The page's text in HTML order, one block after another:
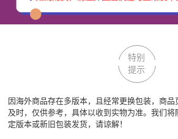
特别
提示
因海外商品存在多版本，且经常更换包装，商
及时，仅供参考，具体以收到实物为准。我们
定版本或新旧包装发货，请谅解！